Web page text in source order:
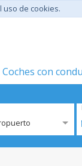
uso de cookies.
Coches con